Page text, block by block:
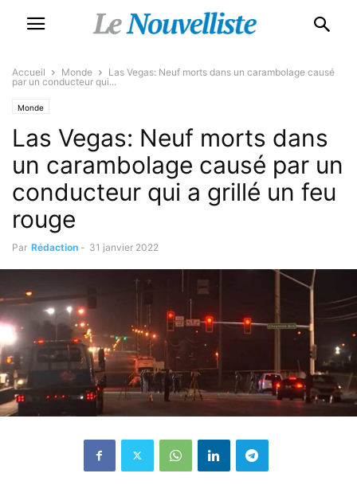
Accueil Monde
Las Vegas: Neuf morts dans un carambolage causé
par un conducteur qui...
Monde
Las Vegas: Neuf morts dans
un carambolage causé par un
conducteur qui a grillé un feu
rouge
Par Rédaction - 31 janvier 2022